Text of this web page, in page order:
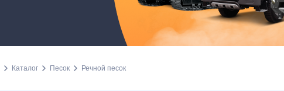
Каталог Песок Речной песок